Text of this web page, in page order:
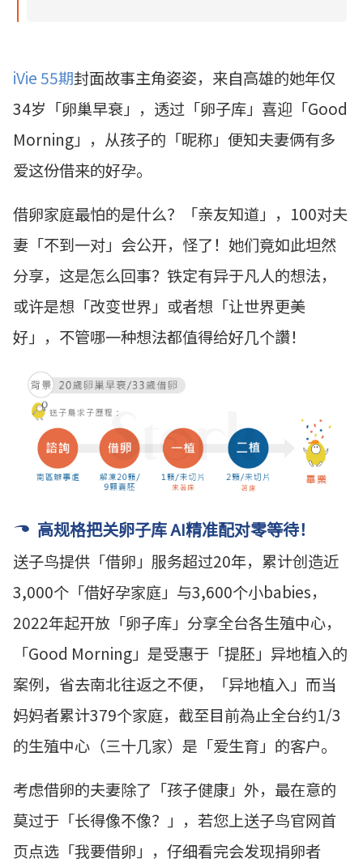
iVie 55期封面故事主角姿姿，来自高雄的她年仅
34岁「卵巢早衰」，透过「卵子库」喜迎「Good
Morning」，从孩子的「昵称」便知夫妻俩有多
爱这份借来的好孕。
借卵家庭最怕的是什么？「亲友知道」，100对夫
妻「不到一对」会公开，怪了！她们竟如此坦然
分享，这是怎么回事？铁定有异于凡人的想法，
或许是想「改变世界」或者想「让世界更美
好」，不管哪一种想法都值得给好几个讚！
高规格把关卵子库 AI精准配对零等待！
送子鸟提供「借卵」服务超过20年，累计创造近
3,000个「借好孕家庭」与3,600个小babies，
2022年起开放「卵子库」分享全台各生殖中心，
「Good Morning」是受惠于「提胚」异地植入的
案例，省去南北往返之不便，「异地植入」而当
妈妈者累计379个家庭，截至目前為止全台约1/3
的生殖中心 （三十几家） 是「爱生育」的客户。
考虑借卵的夫妻除了「孩子健康」外，最在意的
莫过于「长得像不像？」，若您上送子鸟官网首
页点选「我要借卵」，仔细看完会发现捐卵者